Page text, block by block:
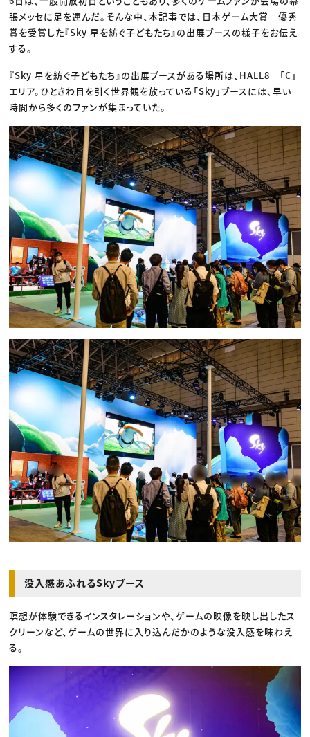
張メッセに足を運んだ。そんな中、本記事では、日本ゲーム大賞 優秀
賞を受賞した『Sky 星を紡ぐ子どもたち』の出展ブースの様子をお伝え
する。
『Sky 星を紡ぐ子どもたち』の出展ブースがある場所は、HALL8 「C」
エリア。ひときわ目を引く世界観を放っている「Sky」ブースには、早い
時間から多くのファンが集まっていた。
没入感あふれるSkyブース
瞑想が体験できるインスタレーションや、ゲームの映像を映し出したス
クリーンなど、ゲームの世界に入り込んだかのような没入感を味わえ
る。